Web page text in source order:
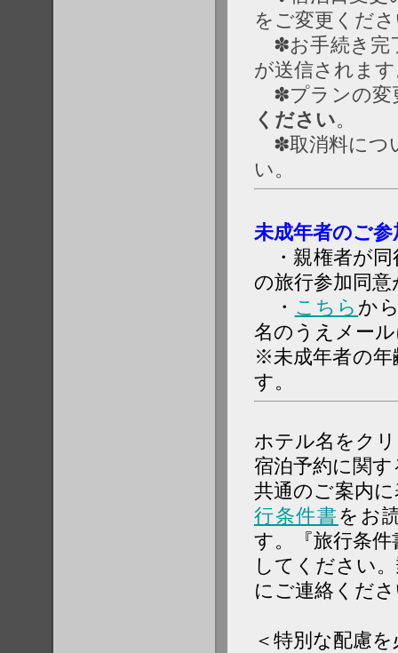
をご変更くだ
✽お手続き完
が送信されま
✽プランの変
ください。
✽取消料につ
い。
未成年者のご参
・親権者が
の旅行参加同
・ こちら か
名のうえメー
※未成年者の年
す。
ホテル名をク
宿泊予約に関す
共通のご案内
行条件書 をお
す。『旅行条
してください
にご連絡くだ
＜特別な配慮